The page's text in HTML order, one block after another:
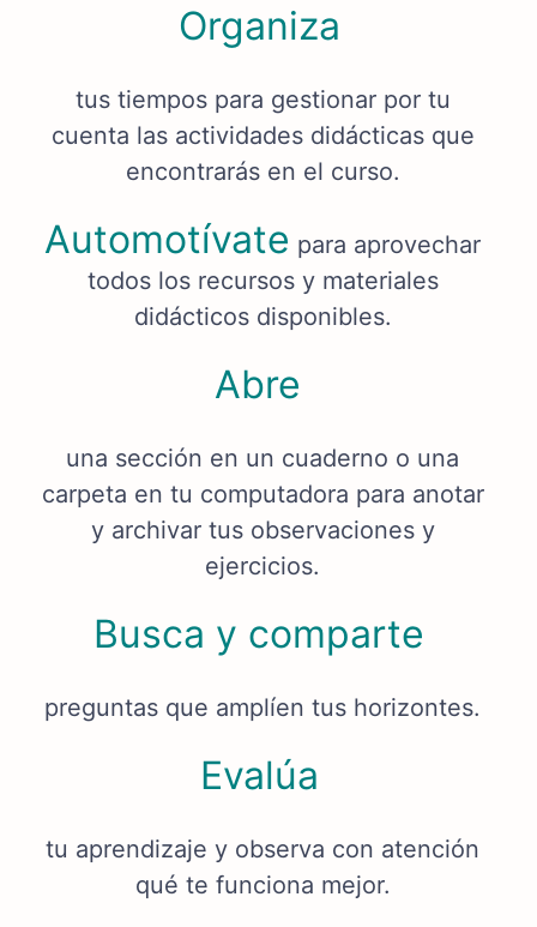
Organiza
tus tiempos para gestionar por tu
cuenta las actividades didácticas que
encontrarás en el curso.
Automotívate para aprovechar
todos los recursos y materiales
didácticos disponibles.
Abre
una sección en un cuaderno o una
carpeta en tu computadora para anotar
y archivar tus observaciones y
ejercicios.
Busca y comparte
preguntas que amplíen tus horizontes.
Evalúa
tu aprendizaje y observa con atención
qué te funciona mejor.